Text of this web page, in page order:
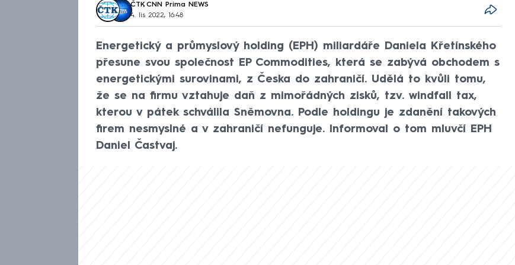
ČTK, CNN Prima NEWS
4. lis 2022, 16:48
Energetický a průmyslový holding (EPH) miliardáře Daniela Křetínského
přesune svou společnost EP Commodities, která se zabývá obchodem s
energetickými surovinami, z Česka do zahraničí. Udělá to kvůli tomu,
že se na firmu vztahuje daň z mimořádných zisků, tzv. windfall tax,
kterou v pátek schválila Sněmovna. Podle holdingu je zdanění takových
firem nesmyslné a v zahraničí nefunguje. Informoval o tom mluvčí EPH
Daniel Častvaj.